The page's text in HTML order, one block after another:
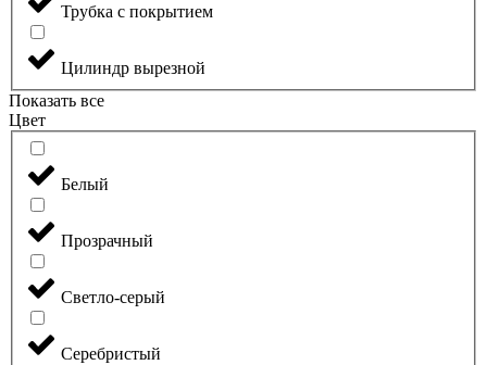
Трубка с покрытием
Цилиндр вырезной
Показать все
Цвет
Белый
Прозрачный
Светло-серый
Серебристый